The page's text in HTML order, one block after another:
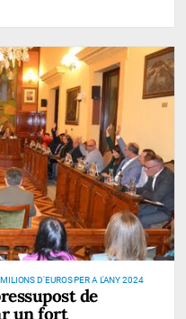
D'EUROS PER A L'ANY 2024
de